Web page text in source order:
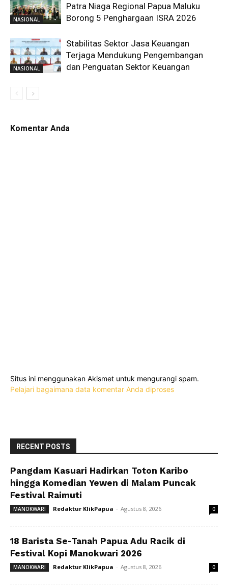
NASIONAL
Patra Niaga Regional Papua Maluku
Borong 5 Penghargaan ISRA 2026
NASIONAL
Stabilitas Sektor Jasa Keuangan
Terjaga Mendukung Pengembangan
dan Penguatan Sektor Keuangan
Komentar Anda
Situs ini menggunakan Akismet untuk mengurangi spam.
Pelajari bagaimana data komentar Anda diproses
RECENT POSTS
Pangdam Kasuari Hadirkan Toton Karibo
hingga Komedian Yewen di Malam Puncak
Festival Raimuti
MANOKWARI Redaktur KlikPapua - Agustus 8, 2026 0
18 Barista Se-Tanah Papua Adu Racik di
Festival Kopi Manokwari 2026
MANOKWARI Redaktur KlikPapua - Agustus 8, 2026 0